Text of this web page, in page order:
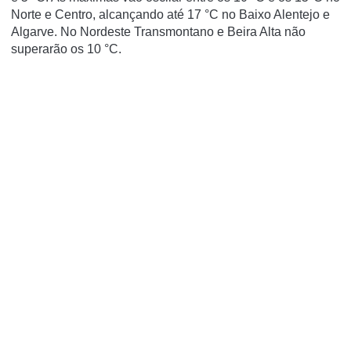
Norte e Centro, alcançando até 17 °C no Baixo Alentejo e
Algarve. No Nordeste Transmontano e Beira Alta não
superarão os 10 °C.